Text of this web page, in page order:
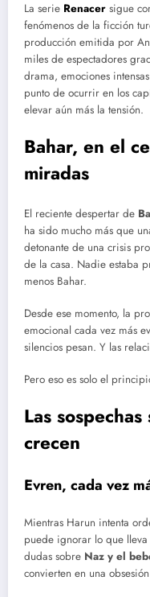
La serie Renacer sigue
fenómenos de la ficción
producción emitida por
miles de espectadores
drama, emociones
punto de ocurrir en los
elevar aún más la tensión.
Bahar, en el
miradas
El reciente despertar de
ha sido mucho más que
detonante de una crisis
de la casa. Nadie estaba
menos Bahar.
Desde ese momento, la
emocional cada vez más
silencios pesan. Y las
Pero eso es solo el
Las
crecen
Evren, cada vez
Mientras Harun intenta
puede ignorar lo que
dudas sobre Naz y el
convierten en una